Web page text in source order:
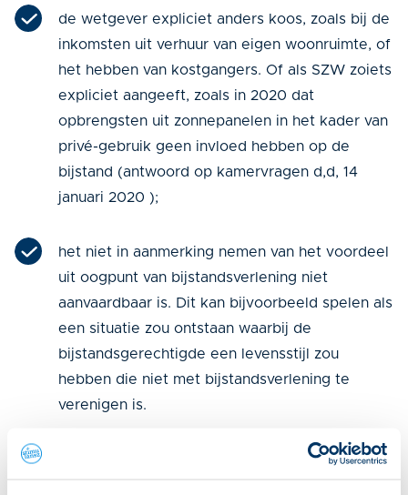
de wetgever expliciet anders koos, zoals bij de
inkomsten uit verhuur van eigen woonruimte, of
het hebben van kostgangers. Of als SZW zoiets
expliciet aangeeft, zoals in 2020 dat
opbrengsten uit zonnepanelen in het kader van
privé-gebruik geen invloed hebben op de
bijstand (antwoord op kamervragen d,d, 14
januari 2020 );
het niet in aanmerking nemen van het voordeel
uit oogpunt van bijstandsverlening niet
aanvaardbaar is. Dit kan bijvoorbeeld spelen als
een situatie zou ontstaan waarbij de
bijstandsgerechtigde een levensstijl zou
hebben die niet met bijstandsverlening te
verenigen is.